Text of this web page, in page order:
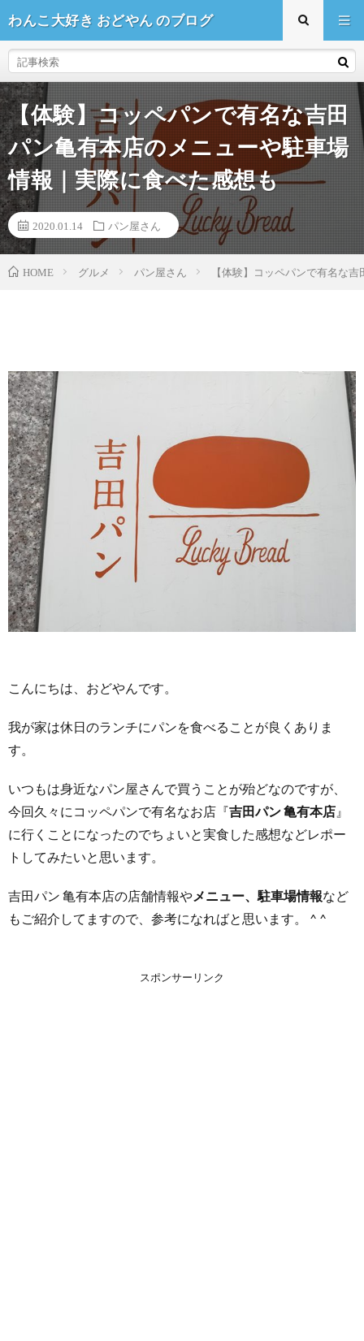
わんこ大好き おどやん のブログ
【体験】コッペパンで有名な吉田
パン亀有本店のメニューや駐車場
情報｜実際に食べた感想も
2020.01.14 パン屋さん
HOME グルメ パン屋さん 【体験】コッペパンで有名な
こんにちは、おどやんです。
我が家は休日のランチにパンを食べることが良くありま
す。
いつもは身近なパン屋さんで買うことが殆どなのですが、
今回久々にコッペパンで有名なお店『吉田パン 亀有本店 』
に行くことになったのでちょいと実食した感想などレポー
トしてみたいと思います。
吉田パン 亀有本店の店舗情報やメニュー、駐車場情報など
もご紹介してますので、参考になればと思います。 ^ ^
スポンサーリンク